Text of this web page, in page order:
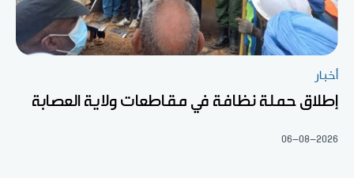
أخبار
إطلاق حملة نظافة في مقاطعات ولاية العصابة
06-08-2026